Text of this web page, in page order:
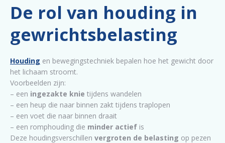
De rol van houding in
gewrichtsbelasting
Houding en bewegingstechniek bepalen hoe het gewicht door
het lichaam stroomt.
Voorbeelden zijn:
– een ingezakte knie tijdens wandelen
– een heup die naar binnen zakt tijdens traplopen
– een voet die naar binnen draait
– een romphouding die minder actief is
Deze houdingsverschillen vergroten de belasting op pezen